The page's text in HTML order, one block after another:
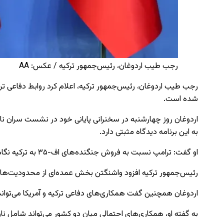
رجب طیب اردوغان، رئیس‌جمهور ترکیه / عکس: AA
رجب طیب اردوغان، رئیس‌جمهور ترکیه، اعلام کرد روابط دفاعی
شده است.
به این برنامه دیدگاه مثبتی دارد.
او گفت: ترامپ نسبت به فروش جنگنده‌های اف-۳۵ به ترکیه نگاه مثبتی دارد. امیدواریم جهان شاهد پایبندی آمریکا به وعده خود باشد.
رئیس‌جمهور ترکیه افزود واشنگتن بخش عمده‌ای از
اردوغان همچنین گفت همکاری‌های دفاعی ترکیه و آمریکا